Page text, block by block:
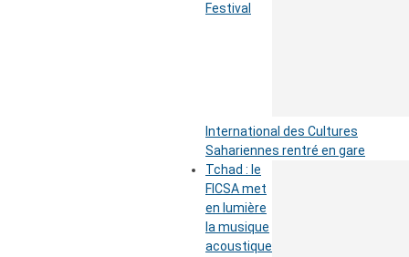
Festival
International des Cultures
Sahariennes rentré en gare
Tchad : le
FICSA met
en lumière
la musique
acoustique